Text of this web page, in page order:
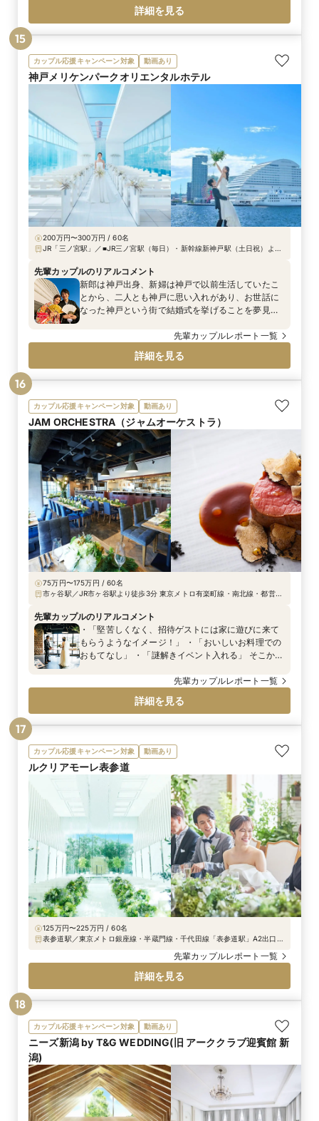
詳細を見る
カップル応援キャンペーン対象 動画あり
神戸メリケンパークオリエンタルホテル
200万円〜300万円 / 60名
JR「三ノ宮駅」／■JR三ノ宮駅（毎日）・新幹線新神戸駅（土日祝）より
分 ■ JR・阪神「元町駅」より、徒歩約15分
先輩カップルのリアルコメント
新郎は神戸出身、新婦は神戸で以前生活していたこ
とから、二人とも神戸に思い入れがあり、お世話に
なった神戸という街で結婚式を挙げることを夢見て
ホテルさんは、神戸の象徴とも言えるホテルの外観
であり、ホテルならではの格式高さと綺麗さを備え
持ち、スタッフの方々の親切かつ丁寧さが決めてと
した。
先輩カップルレポート一覧
詳細を見る
15
カップル応援キャンペーン対象 動画あり
JAM ORCHESTRA（ジャムオーケストラ）
75万円〜175万円 / 60名
市ヶ谷駅／JR市ヶ谷駅より徒歩3分 東京メトロ有楽町線・南北線・都営新
り徒歩7分
先輩カップルのリアルコメント
・「堅苦しくなく、招待ゲストには家に遊びに来て
もらうようなイメージ！」 ・「おいしいお料理での
おもてなし」 ・「謎解きイベント入れる」 そこか
に動き回れるスタイル」という大枠を決め、そこか
らアイデアを少しずつ加えて行きました♪ ・ゲスト
が会話をしやすいよう、高さが出過ぎない装花 ・謎
ト席に！ ・お酒好きのご友人にあわせたドリンク
チョイス などなど…とことんゲスト目線で考え、
おもてなしを大切にしたお式でした。
先輩カップルレポート一覧
詳細を見る
16
カップル応援キャンペーン対象 動画あり
ルクリアモーレ表参道
125万円〜225万円 / 60名
表参道駅／東京メトロ銀座線・半蔵門線・千代田線「表参道駅」A2出口よ
先輩カップルレポート一覧
詳細を見る
17
カップル応援キャンペーン対象 動画あり
ニーズ新潟 by T&G WEDDING(旧 アーククラブ迎賓館 新
潟)
18